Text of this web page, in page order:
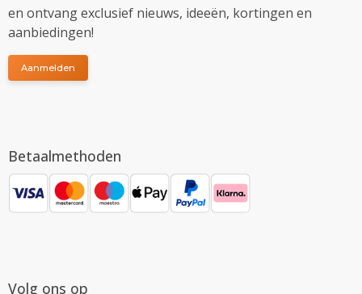
en ontvang exclusief nieuws, ideeën, kortingen en
aanbiedingen!
Aanmelden
Betaalmethoden
Volg ons op